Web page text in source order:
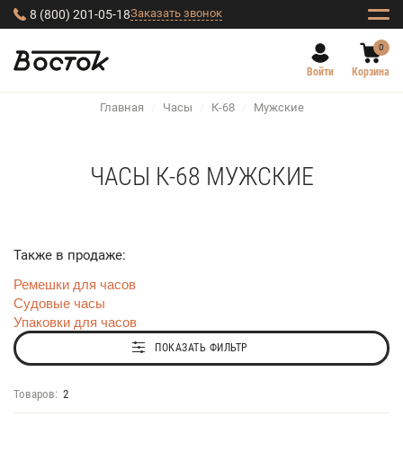
8 (800) 201-05-18Заказать звонок
Войти
0
Корзина
Главная / Часы / К-68 / Мужские
ЧАСЫ К-68 МУЖСКИЕ
Также в продаже:
Ремешки для часов
Судовые часы
Упаковки для часов
ПОКАЗАТЬ ФИЛЬТР
Товаров: 2